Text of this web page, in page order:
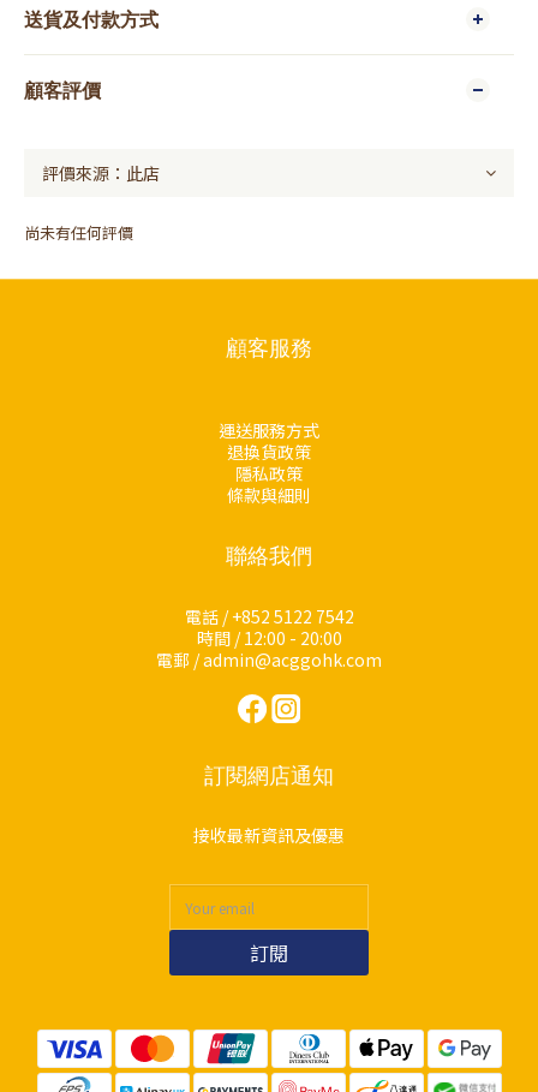
送貨及付款方式
顧客評價
尚未有任何評價
顧客服務
運送服務方式
退換貨政策
隱私政策
條款與細則
聯絡我們
電話 / +852 5122 7542
時間 / 12:00 - 20:00
電郵 / admin@acggohk.com
訂閱網店通知
接收最新資訊及優惠
訂閱